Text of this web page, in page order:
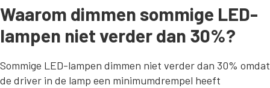
Waarom dimmen sommige LED-
lampen niet verder dan 30%?
Sommige LED-lampen dimmen niet verder dan 30% omdat
de driver in de lamp een minimumdrempel heeft